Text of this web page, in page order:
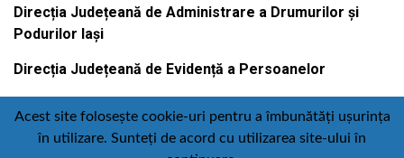
Direcția Județeană de Administrare a Drumurilor și
Podurilor Iași
Direcția Județeană de Evidență a Persoanelor
Contact Politică de confidențialitate
Acest site folosește cookie-uri pentru a îmbunătăți ușurința
în utilizare. Sunteți de acord cu utilizarea site-ului în